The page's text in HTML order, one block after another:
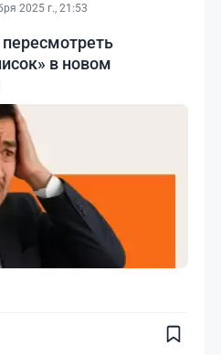
2025 г., 21:53
в новом